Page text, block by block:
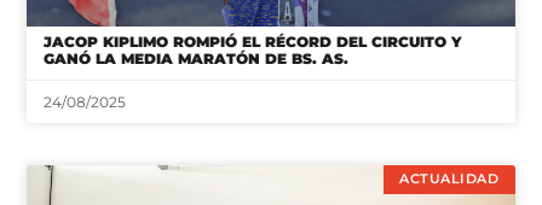
JACOP KIPLIMO ROMPIÓ EL RÉCORD DEL CIRCUITO Y
GANÓ LA MEDIA MARATÓN DE BS. AS.
24/08/2025
ACTUALIDAD